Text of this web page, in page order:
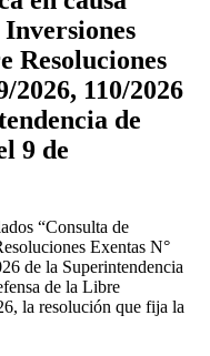
Resoluciones
2026, 110/2026
de
9 de
“Consulta de
Exentas N°
de la Superintendencia
de la Libre
la resolución que fija la